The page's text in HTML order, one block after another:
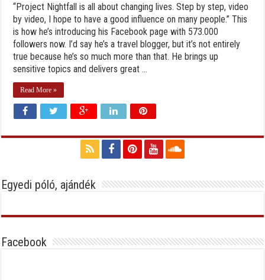
“Project Nightfall is all about changing lives. Step by step, video
by video, I hope to have a good influence on many people.” This
is how he’s introducing his Facebook page with 573.000
followers now. I’d say he’s a travel blogger, but it’s not entirely
true because he’s so much more than that. He brings up
sensitive topics and delivers great ...
Read More »
Egyedi póló, ajándék
Facebook